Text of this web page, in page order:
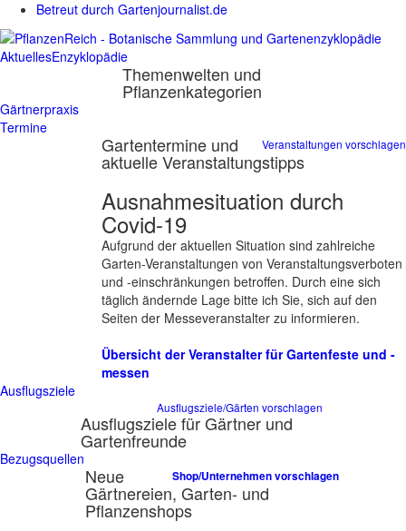
Betreut durch Gartenjournalist.de
AktuellesEnzyklopädie
Themenwelten und
Pflanzenkategorien
Gärtnerpraxis
Termine
Veranstaltungen vorschlagen
Gartentermine und
aktuelle Veranstaltungstipps
Ausnahmesituation durch
Covid-19
Aufgrund der aktuellen Situation sind zahlreiche
Garten-Veranstaltungen von Veranstaltungsverboten
und -einschränkungen betroffen. Durch eine sich
täglich ändernde Lage bitte ich Sie, sich auf den
Seiten der Messeveranstalter zu informieren.
Übersicht der Veranstalter für Gartenfeste und -
messen
Ausflugsziele
Ausflugsziele/Gärten vorschlagen
Ausflugsziele für Gärtner und
Gartenfreunde
Bezugsquellen
Shop/Unternehmen vorschlagen
Neue
Gärtnereien, Garten- und
Pflanzenshops